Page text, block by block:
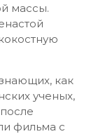
массы.
как
ученых,
фильма с